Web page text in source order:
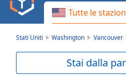
Backward
Skip
Current
Tutte le
Stati Uniti Washington Vancouver
Stai dalla